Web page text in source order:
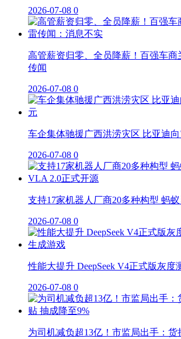
2026-07-08 0
高管薪资归零、全员降薪！百强车商
传闻
2026-07-08 0
车企集体驰援广西洪涝灾区 比亚迪
2026-07-08 0
支持17家机器人厂商20多种构型 蚂
2026-07-08 0
性能大提升 DeepSeek V4正式版灰度
2026-07-08 0
为司机减负超13亿！市监局出手：